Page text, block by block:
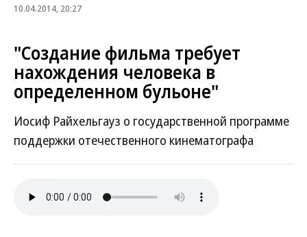
10.04.2014, 20:27
"Создание фильма требует
нахождения человека в
определенном бульоне"
Иосиф Райхельгауз о государственной программе
поддержки отечественного кинематографа